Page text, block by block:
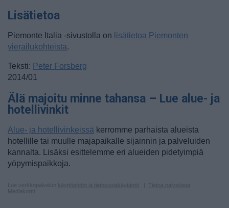
Lisätietoa
Piemonte Italia -sivustolla on lisätietoa Piemonten
vierailukohteista.
Teksti: Peter Forsberg
2014/01
Älä majoitu minne tahansa – Lue alue- ja
hotellivinkit
Alue- ja hotellivinkeissä kerromme parhaista alueista
hotellille tai muulle majapaikalle sijainnin ja palveluiden
kannalta. Lisäksi esittelemme eri alueiden pidetyimpiä
yöpymispaikkoja.
Tietoa palvelusta
Mediakortti